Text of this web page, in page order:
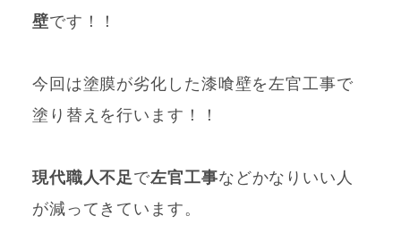
壁です！！
今回は塗膜が劣化した漆喰壁を左官工事で
塗り替えを行います！！
現代職人不足 で左官工事などかなりいい人
が減ってきています。